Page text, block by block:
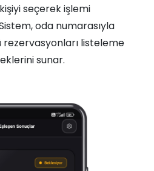
seçerek işlemi
oda numarasıyla
listeleme
sunar.